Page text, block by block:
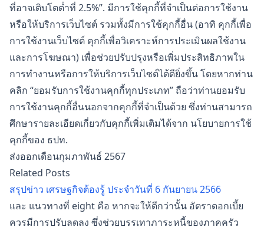
ที่อาจเติบโตต่ำที่ 2.5%”. มีการใช้คุกกี้ที่จำเป็นต่อการใช้งาน
หรือให้บริการเว็บไซต์ รวมทั้งมีการใช้คุกกี้อื่น (อาทิ คุกกี้เพื่อ
การใช้งานเว็บไซต์ คุกกี้เพื่อวิเคราะห์การประเมินผลใช้งาน
และการโฆษณา) เพื่อช่วยปรับปรุงหรือเพิ่มประสิทธิภาพใน
การทำงานหรือการให้บริการเว็บไซต์ได้ดียิ่งขึ้น โดยหากท่าน
คลิก “ยอมรับการใช้งานคุกกี้ทุกประเภท” ถือว่าท่านยอมรับ
การใช้งานคุกกี้อื่นนอกจากคุกกี้ที่จำเป็นด้วย ซึ่งท่านสามารถ
ศึกษารายละเอียดเกี่ยวกับคุกกี้เพิ่มเติมได้จาก นโยบายการใช้
คุกกี้ของ ธปท.
ส่งออกเดือนกุมภาพันธ์ 2567
Related Posts
สรุปข่าว เศรษฐกิจต้องรู้ ประจำวันที่ 6 กันยายน 2566
และ แนวทางที่ eight คือ หากจะให้ดีกว่านั้น อัตราดอกเบี้ย
ควรมีการปรับลดลง ซึ่งช่วยบรรเทาภาระหนี้ของภาคครัว